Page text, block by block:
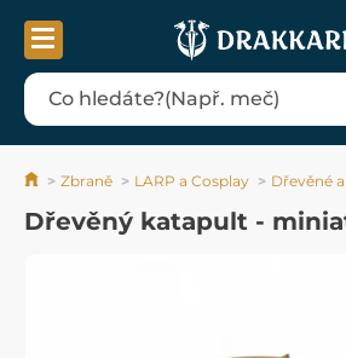
Zbraně LARP a Cosplay Dřevěné
Dřevěný katapult -